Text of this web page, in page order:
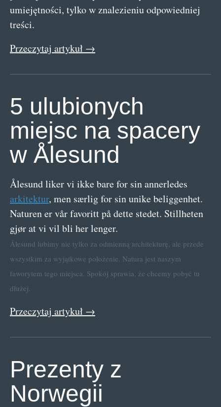
umiejętności, tylko w znalezieniu odpowiedniej
treści.
Przeczytaj artykuł →
5 ulubionych
miejsc na spacery
w Ålesund
Ålesund liker vi ikke bare for sin annerledes
arkitektur, men særlig for sin unike beliggenhet.
Naturen er vår favoritt på dette stedet. Stillheten
gjør at vi vil bli her lenger.
Ålesund lubimy nie tylko za odmienną architekturę, ale przede
wszystkim za wyjątkowe położenie. Natura jest naszym
faworytem tego miejsca. Spokój sprawia, że chcemy pobyć tu
dłużej.
Przeczytaj artykuł →
Prezenty z
Norwegii